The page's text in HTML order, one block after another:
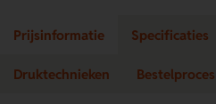
Prijsinformatie Specificaties
Druktechnieken Bestelproces